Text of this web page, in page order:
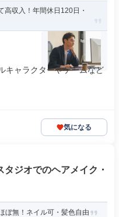
高収入！年間休日120日・
キャラクターやゲームなど
気になる
ジオでのヘアメイク・
ぼ無！ネイル可・髪色自由